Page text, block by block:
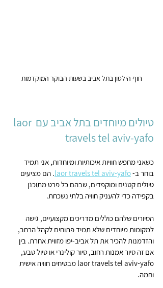
חוף הילטון בתל אביב בשעות הבוקר המוקדמות
טיולים מיוחדים בתל אביב עם laor
travels tel aviv-yafo
כשאני מחפש חוויות איכותיות ומיוחדות, אני תמיד
בוחר ב- laor travels tel aviv-yafo. הם מציעים
טיולים קטנים ומוקפדים, שבהם כל פרט מתוכנן
בקפידה כדי להעניק חוויה בלתי נשכחת.
הסיורים שלהם כוללים מדריכים מקצועיים, גישה
למקומות מיוחדים שלא תמיד פתוחים לקהל הרחב,
והזדמנות להכיר את תל אביב-יפו מזווית אחרת. בין
אם זה סיור אמנות רחוב, סיור קולינרי או טיול טבע,
laor travels tel aviv-yafo מבטיחים חוויה אישית
וחמה.